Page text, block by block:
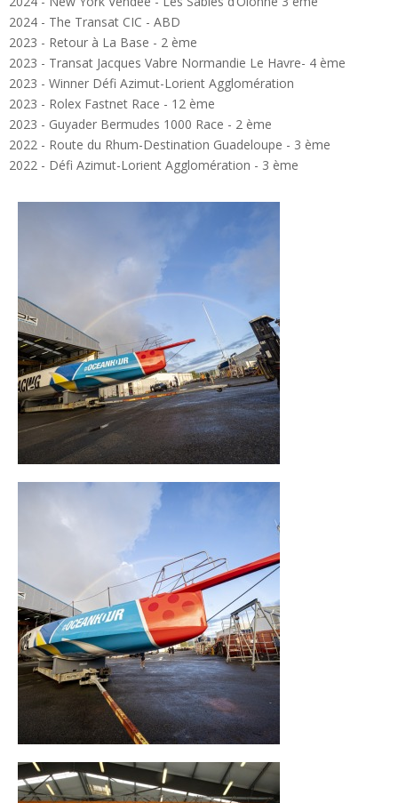
2024 - The Transat CIC - ABD
2023 - Retour à La Base - 2 ème
2023 - Transat Jacques Vabre Normandie Le Havre- 4 ème
2023 - Winner Défi Azimut-Lorient Agglomération
2023 - Rolex Fastnet Race - 12 ème
2023 - Guyader Bermudes 1000 Race - 2 ème
2022 - Route du Rhum-Destination Guadeloupe - 3 ème
2022 - Défi Azimut-Lorient Agglomération - 3 ème